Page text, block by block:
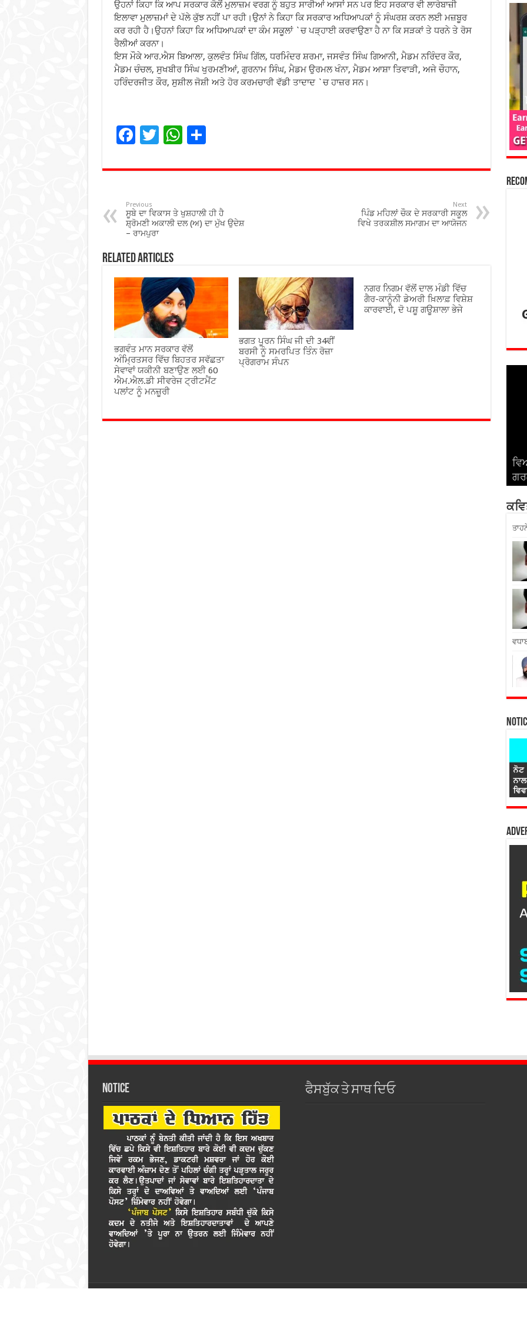
ਉਹਨਾਂ ਕਿਹਾ ਕਿ ਆਪ ਸਰਕਾਰ ਕੋਲੋਂ ਮੁਲਾਜ਼ਮ ਵਰਗ ਨੂੰ ਬਹੁਤ ਸਾਰੀਆਂ ਆਸਾਂ ਸਨ ਪਰ ਇਹ ਸਰਕਾਰ ਵੀ ਲਾਰੇਬਾਜ਼ੀ
ਇਲਾਵਾ ਮੁਲਾਜ਼ਮਾਂ ਦੇ ਪੱਲੇ ਕੁੱਝ ਨਹੀਂ ਪਾ ਰਹੀ।ਉਨਾਂ ਨੇ ਕਿਹਾ ਕਿ ਸਰਕਾਰ ਅਧਿਆਪਕਾਂ ਨੂੰ ਸੰਘਰਸ਼ ਕਰਨ ਲਈ ਮਜ਼ਬੂਰ
ਕਰ ਰਹੀ ਹੈ।ਉਹਨਾਂ ਕਿਹਾ ਕਿ ਅਧਿਆਪਕਾਂ ਦਾ ਕੰਮ ਸਕੂਲਾਂ `ਚ ਪੜ੍ਹਾਈ ਕਰਵਾਉਣਾ ਹੈ ਨਾ ਕਿ ਸੜਕਾਂ ਤੇ ਧਰਨੇ ਤੇ ਰੋਸ
ਰੈਲੀਆਂ ਕਰਨਾ।
ਇਸ ਮੌਕੇ ਆਰ.ਐਸ ਬਿਆਲਾ, ਕੁਲਵੰਤ ਸਿੰਘ ਗਿੱਲ, ਧਰਮਿੰਦਰ ਸ਼ਰਮਾ, ਜਸਵੰਤ ਸਿੰਘ ਗਿਆਨੀ, ਮੈਡਮ ਨਰਿੰਦਰ ਕੌਰ,
ਮੈਡਮ ਚੰਚਲ, ਸੁਖਬੀਰ ਸਿੰਘ ਖੁਰਮਣੀਆਂ, ਗੁਰਨਾਮ ਸਿੰਘ, ਮੈਡਮ ਉਰਮਲ ਖੰਨਾ, ਮੈਡਮ ਆਸ਼ਾ ਤਿਵਾੜੀ, ਅਜੇ ਚੌਹਾਨ,
ਹਰਿੰਦਰਜੀਤ ਕੌਰ, ਸੁਸ਼ੀਲ ਜੋਸ਼ੀ ਅਤੇ ਹੋਰ ਕਰਮਚਾਰੀ ਵੱਡੀ ਤਾਦਾਦ `ਚ ਹਾਜ਼ਰ ਸਨ।
F
e
o
o
k
T
tt
W
at
p
p
ar
Previous
ਸੂਬੇ ਦਾ ਵਿਕਾਸ ਤੇ ਖੁਸ਼ਹਾਲੀ ਹੀ ਹੈ
ਸ਼਼੍ਰੋਮਣੀ ਅਕਾਲੀ ਦਲ (ਅ) ਦਾ ਮੁੱਖ ਉਦੇਸ਼
– ਰਾਮਪੁਰਾ
Next
ਪਿੰਡ ਮਹਿਲਾਂ ਚੌਕ ਦੇ ਸਰਕਾਰੀ ਸਕੂਲ
ਵਿਖੇ ਤਰਕਸ਼ੀਲ ਸਮਾਗਮ ਦਾ ਆਯੋਜਨ
Related Articles
ਭਗਵੰਤ ਮਾਨ ਸਰਕਾਰ ਵੱਲੋਂ
ਅੰਮ੍ਰਿਤਸਰ ਵਿੱਚ ਬਿਹਤਰ ਸਵੱਛਤਾ
ਸੇਵਾਵਾਂ ਯਕੀਨੀ ਬਣਾਉਣ ਲਈ 60
ਐਮ.ਐਲ.ਡੀ ਸੀਵਰੇਜ ਟ੍ਰੀਟਮੈਂਟ
ਪਲਾਂਟ ਨੂੰ ਮਨਜ਼ੂਰੀ
ਭਗਤ ਪੂਰਨ ਸਿੰਘ ਜੀ ਦੀ 34ਵੀਂ
ਬਰਸੀ ਨੂੰ ਸਮਰਪਿਤ ਤਿੰਨ ਰੋਜ਼ਾ
ਪ੍ਰੋਗਰਾਮ ਸੰਪਨ
ਨਗਰ ਨਿਗਮ ਵੱਲੋਂ ਦਾਲ ਮੰਡੀ ਵਿੱਚ
ਗੈਰ-ਕਾਨੂੰਨੀ ਡੇਅਰੀ ਖ਼ਿਲਾਫ਼ ਵਿਸ਼ੇਸ਼
ਕਾਰਵਾਈ, ਦੋ ਪਸ਼ੂ ਗਊਸ਼ਾਲਾ ਭੇਜੇ
Notice ਫੈਸਬੁੱਕ ਤੇ ਸਾਥ ਦਿਓ